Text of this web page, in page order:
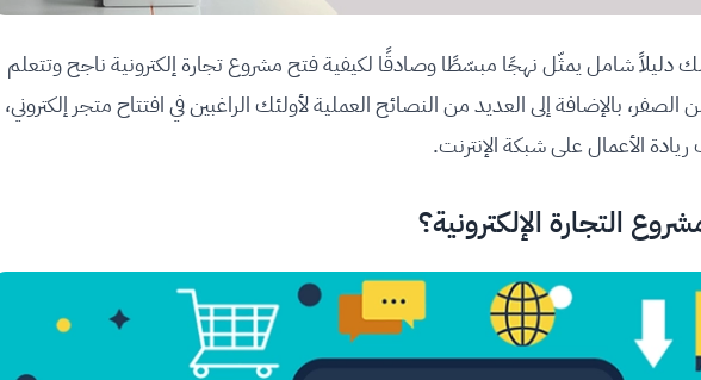
دليلاً شامل يمثّل نهجًا مبسّطًا وصادقًا لكيفية فتح مشروع تجارة إلكترونية ناجح وتتعلم
الصفر، بالإضافة إلى العديد من النصائح العملية لأولئك الراغبين في افتتاح متجر إلكتروني،
الأعمال على شبكة الإنترنت.
التجارة الإلكترونية؟